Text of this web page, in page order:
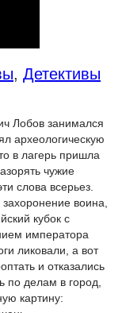
, Детективы
Лобов занимался
археологическую
в лагерь пришла
чужие
слова всерьез.
воина,
кубок с
императора
ликовали, а вот
и отказались
по делам в город,
картину: